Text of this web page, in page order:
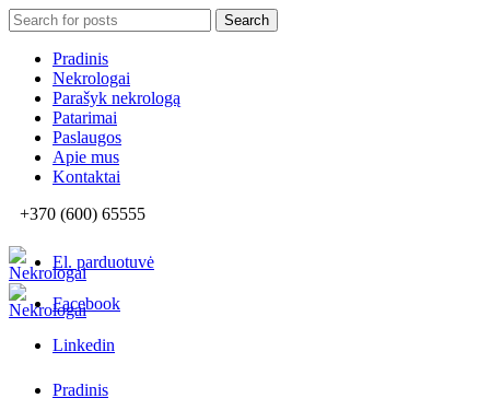
Search
for:
Search
Pradinis
Nekrologai
Parašyk nekrologą
Patarimai
Paslaugos
Apie mus
Kontaktai
+370 (600) 65555
El. parduotuvė
Facebook
Linkedin
Pradinis